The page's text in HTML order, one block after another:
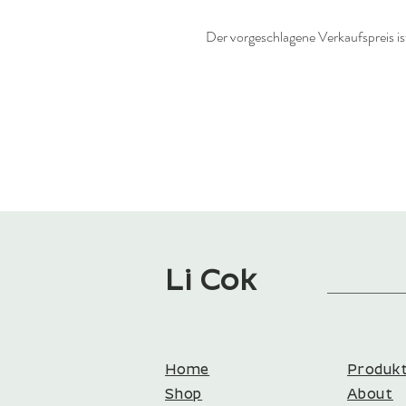
Der vorgeschlagene Verkaufspreis
Li Cok
Home
Shop
About